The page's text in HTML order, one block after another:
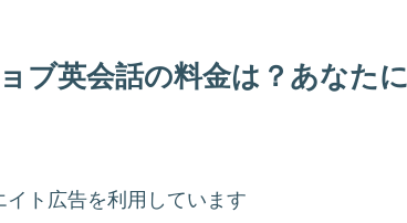
ブ英会話の料金は？あなた
イト広告を利用しています